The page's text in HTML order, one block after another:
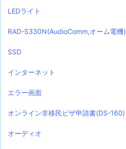
LEDライト
RAD-S330N(AudioComm,オーム電機)
SSD
インターネット
エラー画面
オンライン非移民ビザ申請書(DS-160)
オーディオ